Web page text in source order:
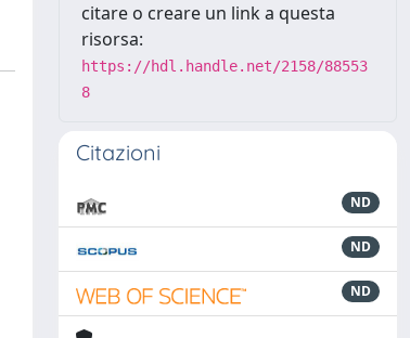
citare o creare un link a questa
risorsa:
https://hdl.handle.net/2158/88553
8
Citazioni
ND
ND
ND